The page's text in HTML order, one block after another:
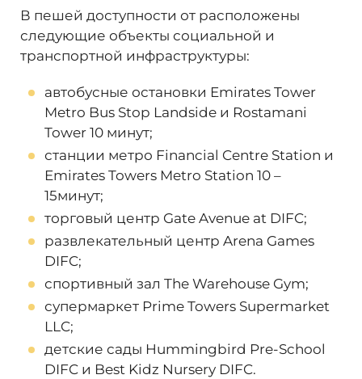
В пешей доступности от расположены
следующие объекты социальной и
транспортной инфраструктуры:
автобусные остановки Emirates Tower
Metro Bus Stop Landside и Rostamani
Tower 10 минут;
станции метро Financial Centre Station и
Emirates Towers Metro Station 10 –
15минут;
торговый центр Gate Avenue at DIFC;
развлекательный центр Arena Games
DIFC;
спортивный зал The Warehouse Gym;
супермаркет Prime Towers Supermarket
LLC;
детские сады Hummingbird Pre-School
DIFC и Best Kidz Nursery DIFC.